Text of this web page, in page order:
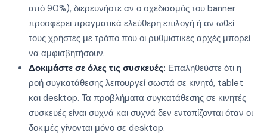
από 90%), διερευνήστε αν ο σχεδιασμός του banner
προσφέρει πραγματικά ελεύθερη επιλογή ή αν ωθεί
τους χρήστες με τρόπο που οι ρυθμιστικές αρχές μπορεί
να αμφισβητήσουν.
Δοκιμάστε σε όλες τις συσκευές: Επαληθεύστε ότι η
ροή συγκατάθεσης λειτουργεί σωστά σε κινητό, tablet
και desktop. Τα προβλήματα συγκατάθεσης σε κινητές
συσκευές είναι συχνά και συχνά δεν εντοπίζονται όταν οι
δοκιμές γίνονται μόνο σε desktop.